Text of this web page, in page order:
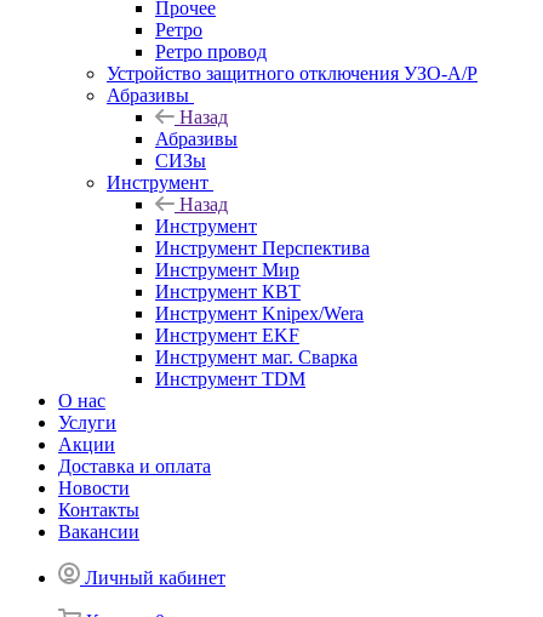
Прочее
Ретро
Ретро провод
Устройство защитного отключения УЗО-А/Р
Абразивы
Назад
Абразивы
СИЗы
Инструмент
Назад
Инструмент
Инструмент Перспектива
Инструмент Мир
Инструмент КВТ
Инструмент Knipex/Wera
Инструмент EKF
Инструмент маг. Сварка
Инструмент TDM
О нас
Услуги
Акции
Доставка и оплата
Новости
Контакты
Вакансии
Личный кабинет